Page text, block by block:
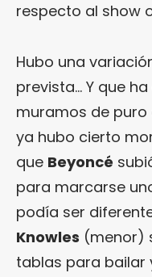
respecto al show
Hubo una
prevista… Y que
muramos de puro
ya hubo cierto
que Beyoncé
para marcarse
podía ser
Knowles (menor)
tablas para bailar